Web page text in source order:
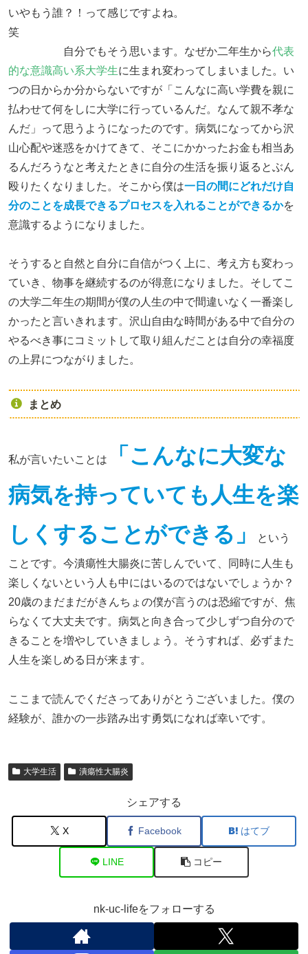
いやもう誰？！って感じですよね。
笑
自分でもそう思います。なぜか二年生から代表
的な意識高い系大学生に生まれ変わってしまいました。い
つの日からか分からないですが「こんなに高い学費を親に
払わせて何をしに大学に行っているんだ。なんて親不孝な
んだ」って思うようになったのです。病気になってから沢
山心配や迷惑をかけてきて、そこにかかったお金も相当あ
るんだろうなと考えたときに自分の生活を振り返るとぶん
殴りたくなりました。そこから僕は一日の間にどれだけ自
分のことを成長できるプロセスを入れることができるかを
意識するようになりました。
そうすると自然と自分に自信がつく上に、考え方も変わっ
ていき、物事を継続するのが得意になりました。そしてこ
の大学二年生の期間が僕の人生の中で間違いなく一番楽し
かったと言いきれます。沢山自由な時間がある中で自分の
やるべき事にコミットして取り組んだことは自分の幸福度
の上昇につながりました。
まとめ
私が言いたいことは
「こんなに大変な
病気を持っていても人生を楽
しくすることができる」 という
ことです。今潰瘍性大腸炎に苦しんでいて、同時に人生も
楽しくないという人も中にはいるのではないでしょうか？
20歳のまだまだがきんちょの僕が言うのは恐縮ですが、焦
らなくて大丈夫です。病気と向き合って少しずつ自分ので
きることを増やしていきましょう。そうすれば、必ずまた
人生を楽しめる日が来ます。
ここまで読んでくださってありがとうございました。僕の
経験が、誰かの一歩踏み出す勇気になれば幸いです。
大学生活 潰瘍性大腸炎
シェアする
X Facebook はてブ
LINE コピー
nk-uc-lifeをフォローする